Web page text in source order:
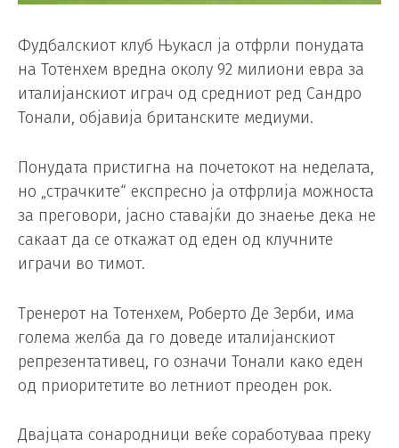
Фудбалскиот клуб Њукасл ја отфрли понудата
на Тотенхем вредна околу 92 милиони евра за
италијанскиот играч од средниот ред Сандро
Тонали, објавија британските медиуми.
Понудата пристигна на почетокот на неделата,
но „страчките“ експресно ја отфрлија можноста
за преговори, јасно ставајќи до знаење дека не
сакаат да се откажат од еден од клучните
играчи во тимот.
Тренерот на Тотенхем, Роберто Де Зерби, има
голема желба да го доведе италијанскиот
репрезентативец, го означи Тонали како еден
од приоритетите во летниот преоден рок.
Двајцата сонародници веќе соработуваа преку